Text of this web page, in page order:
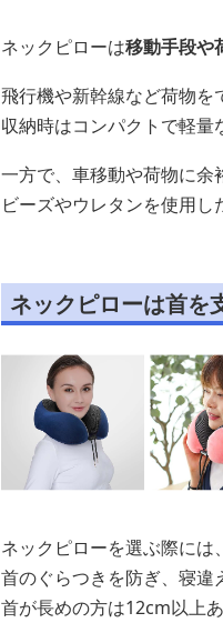
ネックピローは移動手段や
飛行機や新幹線など荷物
収納時はコンパクトで軽
一方で、車移動や荷物に余
ビーズやウレタンを使用
ネックピローは首を
ネックピローを選ぶ際には
首のぐらつきを防ぎ、寝
首が長めの方は12cm以上